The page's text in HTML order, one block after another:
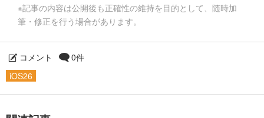
※記事の内容は公開後も正確性の維持を目的として、随時加
筆・修正を行う場合があります。
コメント
0件
iOS26